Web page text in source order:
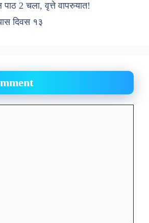
पाठ 2 चला, वृत्ते वापरुयात!
दिवस १३